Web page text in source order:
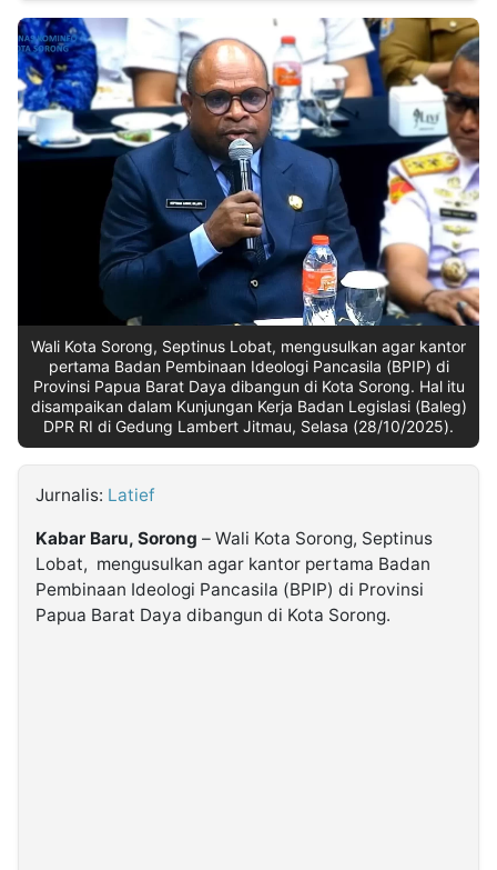
Partner
Insight
NTB
Suara
Time
Lens
IDN
Daily
Jogja
Jalan
Rakyat
Idealita
News
Kita
Notice
Radar
Baru
Seedbacklink
Kabarbaru.co
2026
Wali Kota Sorong, Septinus Lobat, mengusulkan agar kantor
pertama Badan Pembinaan Ideologi Pancasila (BPIP) di
Provinsi Papua Barat Daya dibangun di Kota Sorong. Hal itu
disampaikan dalam Kunjungan Kerja Badan Legislasi (Baleg)
DPR RI di Gedung Lambert Jitmau, Selasa (28/10/2025).
Jurnalis: Latief
Kabar Baru, Sorong – Wali Kota Sorong, Septinus
Lobat, mengusulkan agar kantor pertama Badan
Pembinaan Ideologi Pancasila (BPIP) di Provinsi
Papua Barat Daya dibangun di Kota Sorong.